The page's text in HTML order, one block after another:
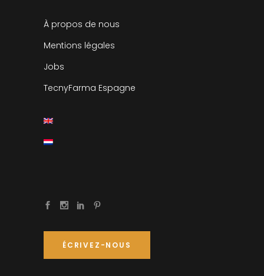
À propos de nous
Mentions légales
Jobs
TecnyFarma Espagne
ÉCRIVEZ-NOUS